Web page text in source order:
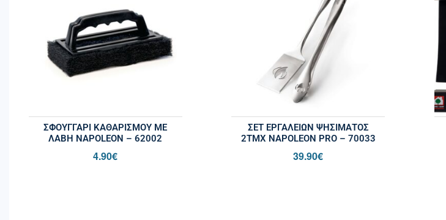
ΣΦΟΥΓΓΆΡΙ ΚΑΘΑΡΙΣΜΟΎ ΜΕ
ΛΑΒΉ NAPOLEON – 62002
4.90€
ΣΕΤ ΕΡΓΑΛΕΊΩΝ ΨΗΣΊΜΑΤΟΣ
2ΤΜΧ NAPOLEON PRO – 70033
39.90€